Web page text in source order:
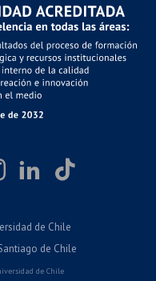
de Chile
de Chile
de Chile